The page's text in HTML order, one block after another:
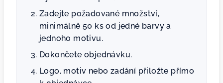
Zadejte požadované množství,
minimálně 50 ks od jedné barvy a
jednoho motivu.
Dokončete objednávku.
Logo, motiv nebo zadání přiložte přímo